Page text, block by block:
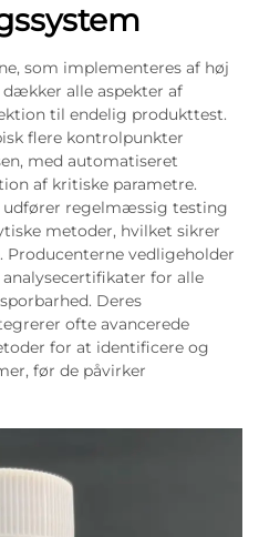
som implementeres af høj
alle aspekter af
til endelig produkttest.
flere kontrolpunkter
med automatiseret
af kritiske parametre.
regelmæssig testing
metoder, hvilket sikrer
vedligeholder
for alle
Deres
ofte avancerede
for at identificere og
før de påvirker